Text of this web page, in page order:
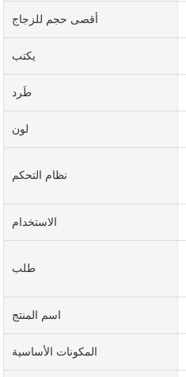
أقصى حجم للزجاج
يكتب
طَرد
لون
نظام التحكم
الاستخدام
طلب
اسم المنتج
المكونات الأساسية